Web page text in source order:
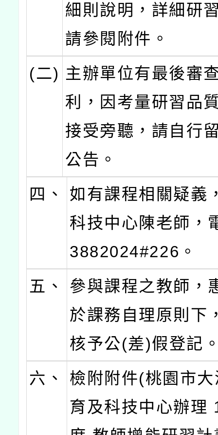
細則說明，詳細研
請參閱附件。
(二) 主辦單位有最後審
利，因考量研習品
接受旁聽，請自行
公告。
四、
如有課程相關疑義
科技中心陳老師，
3882024#226。
五、
參與課程之教師，
於課務自理原則下
核予公(差)假登記
六、
檢附附件(桃園市
育及科技中心辦理